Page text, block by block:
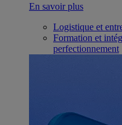
En savoir plus
Logistique et
Formation et
perfectionnement